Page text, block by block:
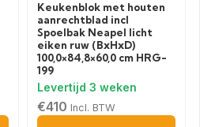
Keukenblok met houten
aanrechtblad incl
Spoelbak Neapel licht
eiken ruw (BxHxD)
100,0×84,8×60,0 cm HRG-
199
€410 Incl. BTW